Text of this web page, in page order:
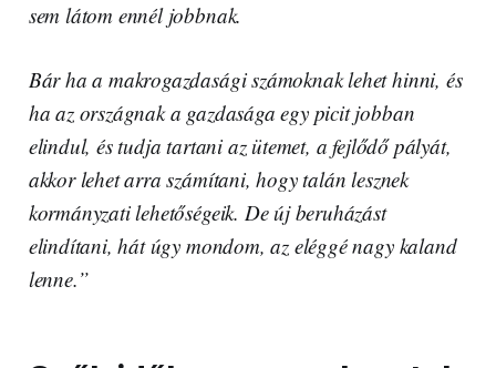
sem látom ennél jobbnak.
Bár ha a makrogazdasági számoknak lehet hinni, és
ha az országnak a gazdasága egy picit jobban
elindul, és tudja tartani az ütemet, a fejlődő pályát,
akkor lehet arra számítani, hogy talán lesznek
kormányzati lehetőségeik. De új beruházást
elindítani, hát úgy mondom, az eléggé nagy kaland
lenne.”